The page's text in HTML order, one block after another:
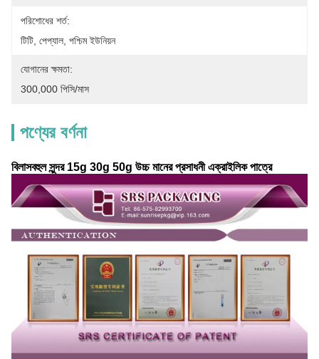
পরিশোধের শর্ত:
টিটি, পেপ্যাল, পশ্চিম ইউনিয়ন
যোগানের ক্ষমতা:
300,000 পিসি/মাস
পণ্যের বর্ণনা
বিলাসবহুল সুন্দর 15g 30g 50g উচ্চ মানের প্রসাধনী এক্রাইলিক পাত্রে